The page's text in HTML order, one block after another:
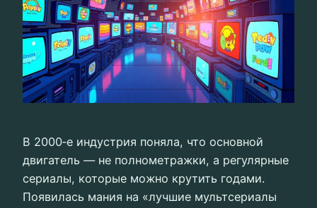
В 2000‑е индустрия поняла, что основной
двигатель — не полнометражки, а регулярные
сериалы, которые можно крутить годами.
Появилась мания на «лучшие мультсериалы